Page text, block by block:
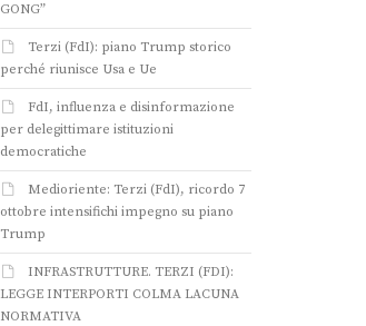
GONG”
Terzi (FdI): piano Trump storico
perché riunisce Usa e Ue
FdI, influenza e disinformazione
per delegittimare istituzioni
democratiche
Medioriente: Terzi (FdI), ricordo 7
ottobre intensifichi impegno su piano
Trump
INFRASTRUTTURE. TERZI (FDI):
LEGGE INTERPORTI COLMA LACUNA
NORMATIVA